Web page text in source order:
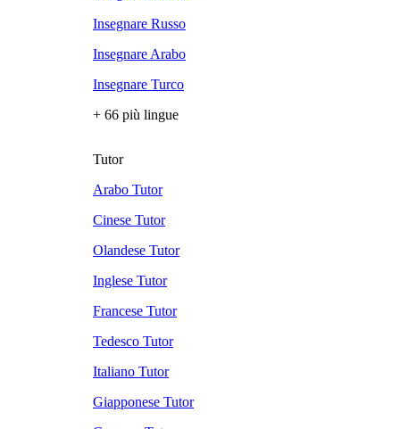
Insegnare Russo
Insegnare Arabo
Insegnare Turco
+ 66 più lingue
Tutor
Arabo Tutor
Cinese Tutor
Olandese Tutor
Inglese Tutor
Francese Tutor
Tedesco Tutor
Italiano Tutor
Giapponese Tutor